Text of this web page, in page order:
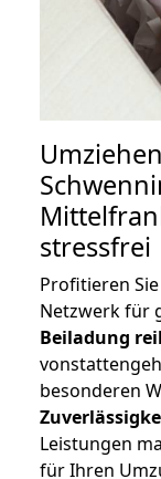
stressfrei
Profitieren
Netzwerk für
Beiladung
besonderen
Leistungen
für Ihren